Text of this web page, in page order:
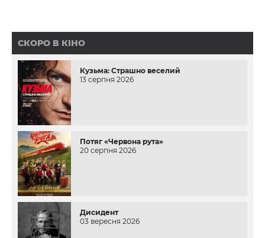
СКОРО В КІНО
Кузьма: Страшно веселий
13 серпня 2026
Потяг «Червона рута»
20 серпня 2026
Дисидент
03 вересня 2026